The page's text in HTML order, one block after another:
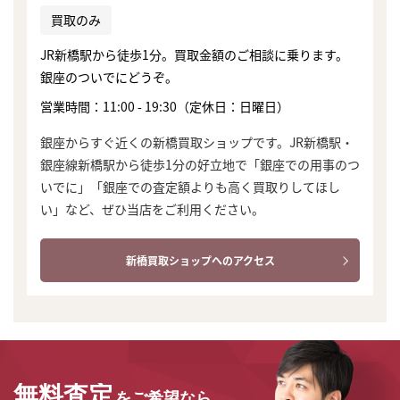
買取のみ
JR新橋駅から徒歩1分。買取金額のご相談に乗ります。
銀座のついでにどうぞ。
営業時間：11:00 - 19:30（定休日：日曜日）
銀座からすぐ近くの新橋買取ショップです。JR新橋駅・
銀座線新橋駅から徒歩1分の好立地で「銀座での用事のつ
いでに」「銀座での査定額よりも高く買取りしてほし
い」など、ぜひ当店をご利用ください。
新橋買取ショップへのアクセス
かんたん30秒でお試し査定